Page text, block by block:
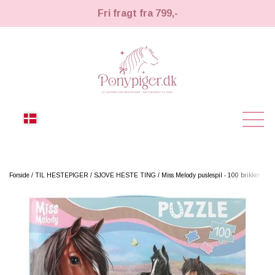
Fri fragt fra 799,-
NYHEDER
KÆPHESTE
KÆPHESTE
STRIGLER & TILBEHØR
LEMIEUX TOY PONY
TIL HESTEPIGER
Forside TIL HESTEPIGER SJOVE HESTE TING Miss Melody puslespil - 100 brikker